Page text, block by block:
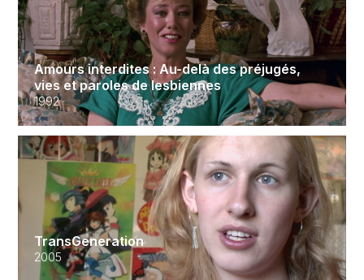
Amours interdites : Au-delà des préjugés,
vies et paroles de lesbiennes
1992
TransGeneration
2005